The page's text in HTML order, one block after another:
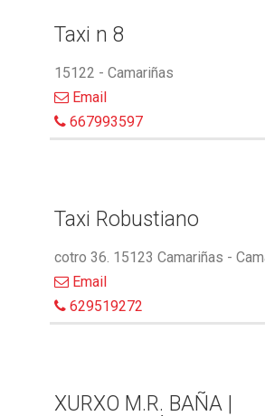
Taxi n 8
15122 - Camariñas
Email
667993597
Taxi Robustiano
cotro 36. 15123 Camariñas -
Email
629519272
XURXO M.R. BAÑA |